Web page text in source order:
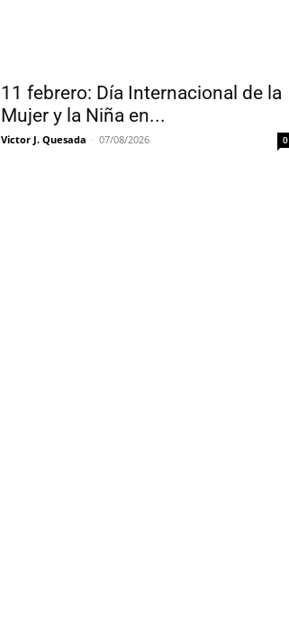
11 febrero: Día Internacional de la
Mujer y la Niña en...
Victor J. Quesada - 07/08/2026 0